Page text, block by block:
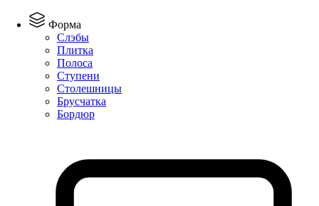
Форма
Слэбы
Плитка
Полоса
Ступени
Столешницы
Брусчатка
Бордюр